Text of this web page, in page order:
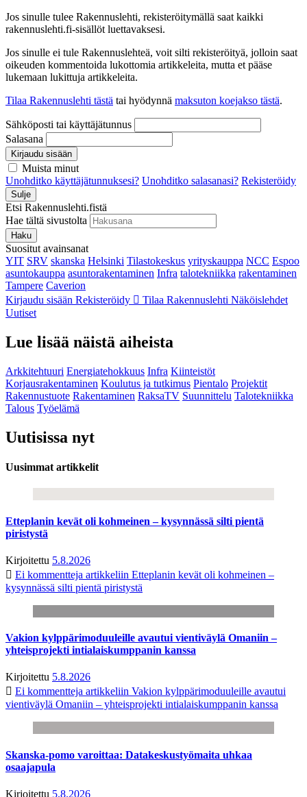
Jos sinulle tulee Rakennuslehti, rekisteröitymällä saat kaikki
rakennuslehti.fi-sisällöt luettavaksesi.
Jos sinulle ei tule Rakennuslehteä, voit silti rekisteröityä, jolloin saat
oikeuden kommentoida lukottomia artikkeleita, mutta et pääse
lukemaan lukittuja artikkeleita.
Tilaa Rakennuslehti tästä tai hyödynnä maksuton koejakso tästä.
Sähköposti tai käyttäjätunnus
Salasana
Kirjaudu sisään
Muista minut
Unohditko käyttäjätunnuksesi? Unohditko salasanasi? Rekisteröidy
Sulje
Etsi Rakennuslehti.fistä
Hae tältä sivustolta
Haku
Suositut avainsanat
YIT SRV skanska Helsinki Tilastokeskus yrityskauppa NCC Espoo
asuntokauppa asuntorakentaminen Infra talotekniikka rakentaminen
Tampere Caverion
Kirjaudu sisään Rekisteröidy Tilaa Rakennuslehti Näköislehdet
Uutiset
Lue lisää näistä aiheista
Arkkitehtuuri Energiatehokkuus Infra Kiinteistöt
Korjausrakentaminen Koulutus ja tutkimus Pientalo Projektit
Rakennustuote Rakentaminen RaksaTV Suunnittelu Talotekniikka
Talous Työelämä
Uutisissa nyt
Uusimmat artikkelit
Etteplanin kevät oli kohmeinen – kysynnässä silti pientä
piristystä
Kirjoitettu 5.8.2026
Ei kommentteja artikkeliin Etteplanin kevät oli kohmeinen –
kysynnässä silti pientä piristystä
Vakion kylppärimoduuleille avautui vientiväylä Omaniin –
yhteisprojekti intialaiskumppanin kanssa
Kirjoitettu 5.8.2026
Ei kommentteja artikkeliin Vakion kylppärimoduuleille avautui
vientiväylä Omaniin – yhteisprojekti intialaiskumppanin kanssa
Skanska-pomo varoittaa: Datakeskustyömaita uhkaa
osaajapula
Kirjoitettu 5.8.2026